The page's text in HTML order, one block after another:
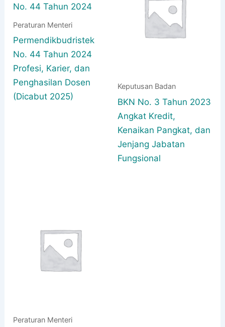
Peraturan Menteri
Permendikbudristek
No. 44 Tahun 2024
Profesi, Karier, dan
Penghasilan Dosen
(Dicabut 2025)
Keputusan Badan
BKN No. 3 Tahun 2023
Angkat Kredit,
Kenaikan Pangkat, dan
Jenjang Jabatan
Fungsional
Peraturan Menteri